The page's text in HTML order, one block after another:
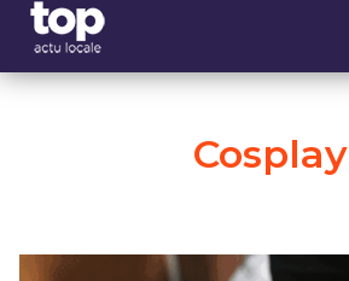
Cosplay
Panneau de gestion des cookies